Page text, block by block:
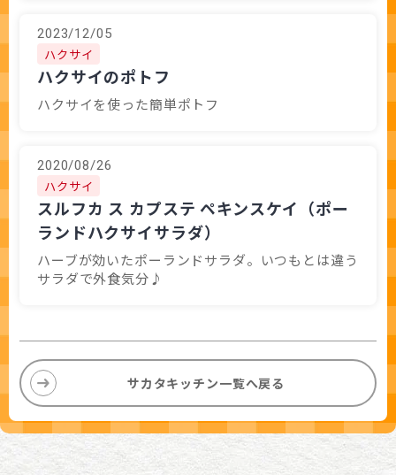
2023/12/05
ハクサイ
ハクサイのポトフ
ハクサイを使った簡単ポトフ
2020/08/26
ハクサイ
スルフカ ス カプステ ペキンスケイ（ポー
ランドハクサイサラダ）
ハーブが効いたポーランドサラダ。いつもとは違う
サラダで外食気分♪
サカタキッチン一覧へ戻る